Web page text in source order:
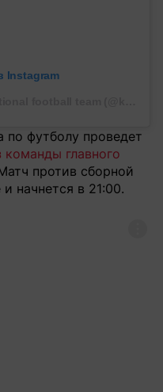
Instagram
по футболу проведет
команды главного
против сборной
начнется в 21:00.